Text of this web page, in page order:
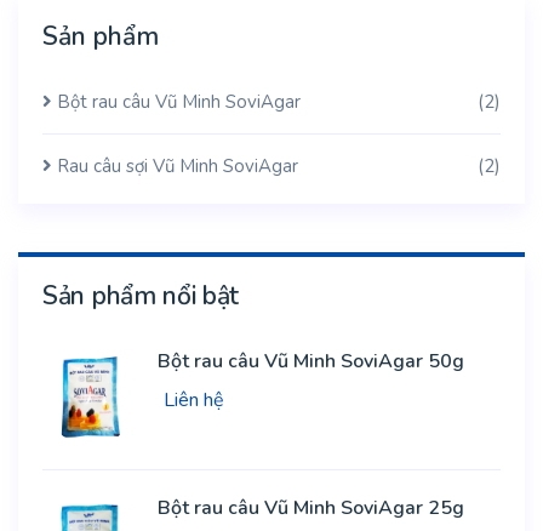
Sản phẩm
Bột rau câu Vũ Minh SoviAgar (2)
Rau câu sợi Vũ Minh SoviAgar (2)
Sản phẩm nổi bật
Bột rau câu Vũ Minh SoviAgar 50g
Liên hệ
Bột rau câu Vũ Minh SoviAgar 25g